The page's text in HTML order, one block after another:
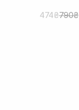
474₴790₴